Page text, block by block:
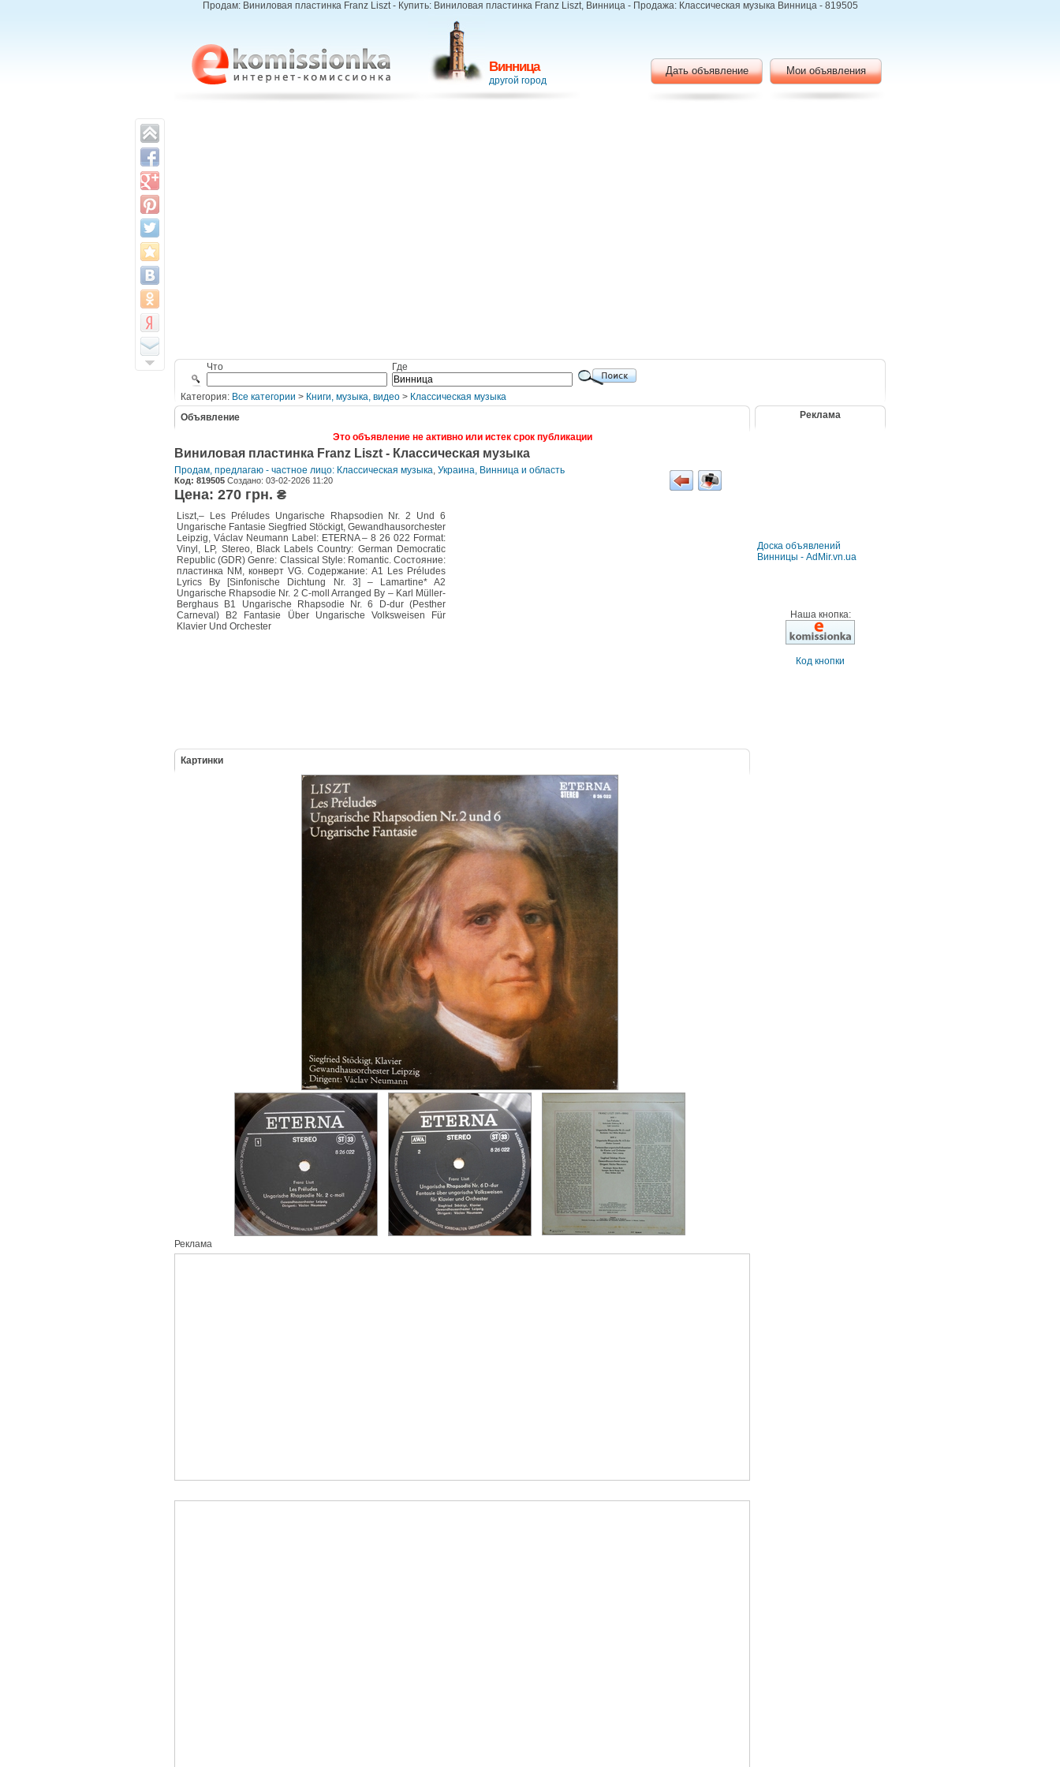
Продам: Виниловая пластинка Franz Liszt - Купить: Виниловая пластинка Franz Liszt, Винница - Продажа: Классическая музыка Винница - 819505
Винница
другой город
Дать объявление Мои объявления
Что Где
Категория: Все категории > Книги, музыка, видео > Классическая музыка
Объявление
Это объявление не активно или истек срок публикации
Виниловая пластинка Franz Liszt - Классическая музыка
Продам, предлагаю - частное лицо: Классическая музыка, Украина, Винница и область
Код: 819505 Создано: 03-02-2026 11:20
Цена: 270 грн. ₴
Liszt,– Les Préludes Ungarische Rhapsodien Nr. 2 Und 6
Ungarische Fantasie Siegfried Stöckigt, Gewandhausorchester
Leipzig, Václav Neumann Label: ETERNA – 8 26 022 Format:
Vinyl, LP, Stereo, Black Labels Country: German Democratic
Republic (GDR) Genre: Classical Style: Romantic. Состояние:
пластинка NM, конверт VG. Содержание: A1 Les Préludes
Lyrics By [Sinfonische Dichtung Nr. 3] – Lamartine* A2
Ungarische Rhapsodie Nr. 2 C-moll Arranged By – Karl Müller-
Berghaus B1 Ungarische Rhapsodie Nr. 6 D-dur (Pesther
Carneval) B2 Fantasie Über Ungarische Volksweisen Für
Klavier Und Orchester
Картинки
Реклама
Реклама
Доска объявлений
Винницы - AdMir.vn.ua
Наша кнопка:
Код кнопки